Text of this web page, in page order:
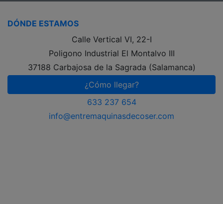
DÓNDE ESTAMOS
Calle Vertical VI, 22-I
Poligono Industrial El Montalvo III
37188 Carbajosa de la Sagrada (Salamanca)
¿Cómo llegar?
633 237 654
info@entremaquinasdecoser.com